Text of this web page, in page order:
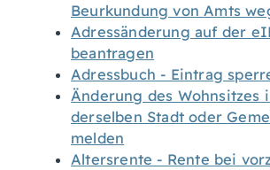
Beurkundung von Amts
Adressänderung auf der
beantragen
Adressbuch - Eintrag
Änderung des Wohnsitzes
derselben Stadt oder
melden
Altersrente - Rente bei